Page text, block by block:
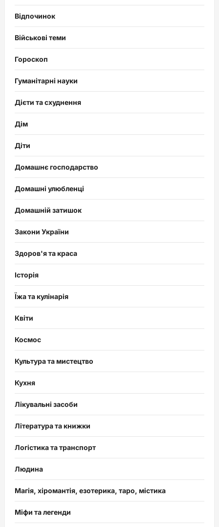
Відпочинок
Військові теми
Гороскоп
Гуманітарні науки
Дієти та схуднення
Дім
Діти
Домашнє господарство
Домашні улюбленці
Домашній затишок
Закони України
Здоров'я та краса
Історія
Їжа та кулінарія
Квіти
Космос
Культура та мистецтво
Кухня
Лікувальні засоби
Література та книжки
Логістика та транспорт
Людина
Магія, хіромантія, езотерика, таро, містика
Міфи та легенди